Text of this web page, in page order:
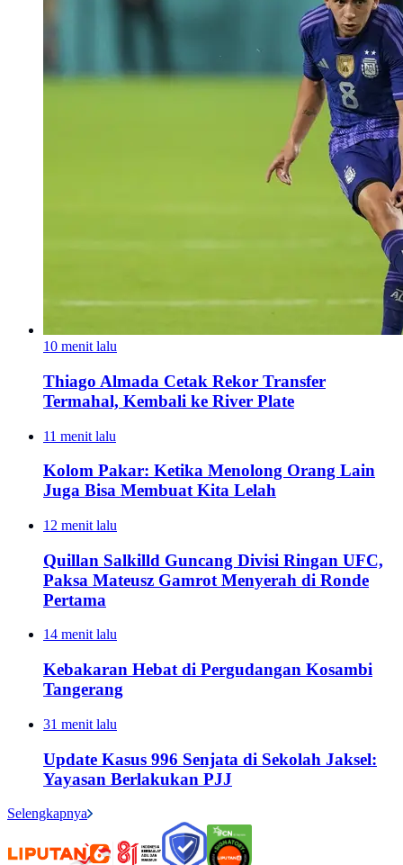
10 menit lalu
Thiago Almada Cetak Rekor Transfer
Termahal, Kembali ke River Plate
11 menit lalu
Kolom Pakar: Ketika Menolong Orang Lain
Juga Bisa Membuat Kita Lelah
12 menit lalu
Quillan Salkilld Guncang Divisi Ringan UFC,
Paksa Mateusz Gamrot Menyerah di Ronde
Pertama
14 menit lalu
Kebakaran Hebat di Pergudangan Kosambi
Tangerang
31 menit lalu
Update Kasus 996 Senjata di Sekolah Jaksel:
Yayasan Berlakukan PJJ
Selengkapnya